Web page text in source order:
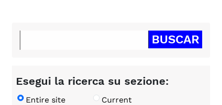
Esegui la ricerca su sezione:
Entire site Current